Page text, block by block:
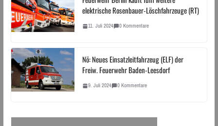
elektrische Rosenbauer-Löschfahrzeuge (RT)
11. Juli 2024 0 Kommentare
Nö: Neues Einsatzleitfahrzeug (ELF) der
Freiw. Feuerwehr Baden-Leesdorf
9. Juli 2024 0 Kommentare